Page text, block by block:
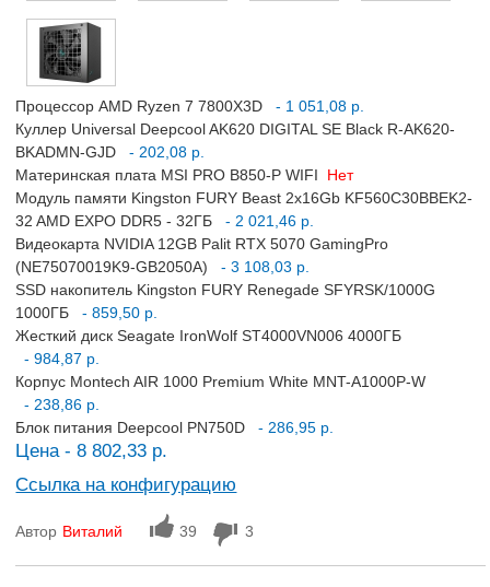
Процессор AMD Ryzen 7 7800X3D
- 1 051,08 р.
Куллер Universal Deepcool AK620 DIGITAL SE Black R-AK620-
BKADMN-GJD
- 202,08 р.
Материнская плата MSI PRO B850-P WIFI
Нет
Модуль памяти Kingston FURY Beast 2x16Gb KF560C30BBEK2-
32 AMD EXPO DDR5 - 32ГБ
- 2 021,46 р.
Видеокарта NVIDIA 12GB Palit RTX 5070 GamingPro
(NE75070019K9-GB2050A)
- 3 108,03 р.
SSD накопитель Kingston FURY Renegade SFYRSK/1000G
1000ГБ
- 859,50 р.
Жесткий диск Seagate IronWolf ST4000VN006 4000ГБ
- 984,87 р.
Корпус Montech AIR 1000 Premium White MNT-A1000P-W
- 238,86 р.
Блок питания Deepcool PN750D
- 286,95 р.
Цена - 8 802,33 р.
Ссылка на конфигурацию
Автор Виталий 39 3